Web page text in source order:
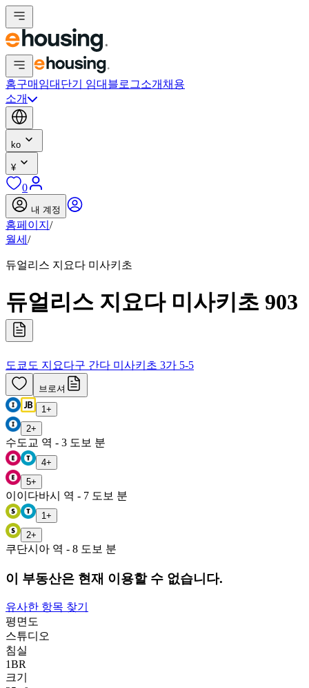
홈구매 임대 단기 임대 블로그소개 채용
소개
ko
¥
0
내 계정
홈페이지 /
월세 /
듀얼리스 지요다 미사키초
듀얼리스 지요다 미사키초 903
도쿄도 지요다구 간다 미사키초 3가 5-5
브로셔
1 +
2+
수도교 역 - 3 도보 분
4+
5+
이이다바시 역 - 7 도보 분
1 +
2+
쿠단시아 역 - 8 도보 분
이 부동산은 현재 이용할 수 없습니다.
유사한 항목 찾기
평면도
스튜디오
침실
1BR
크기